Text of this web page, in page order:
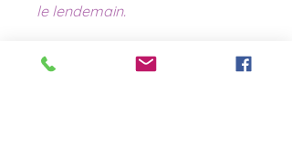
le lendemain.